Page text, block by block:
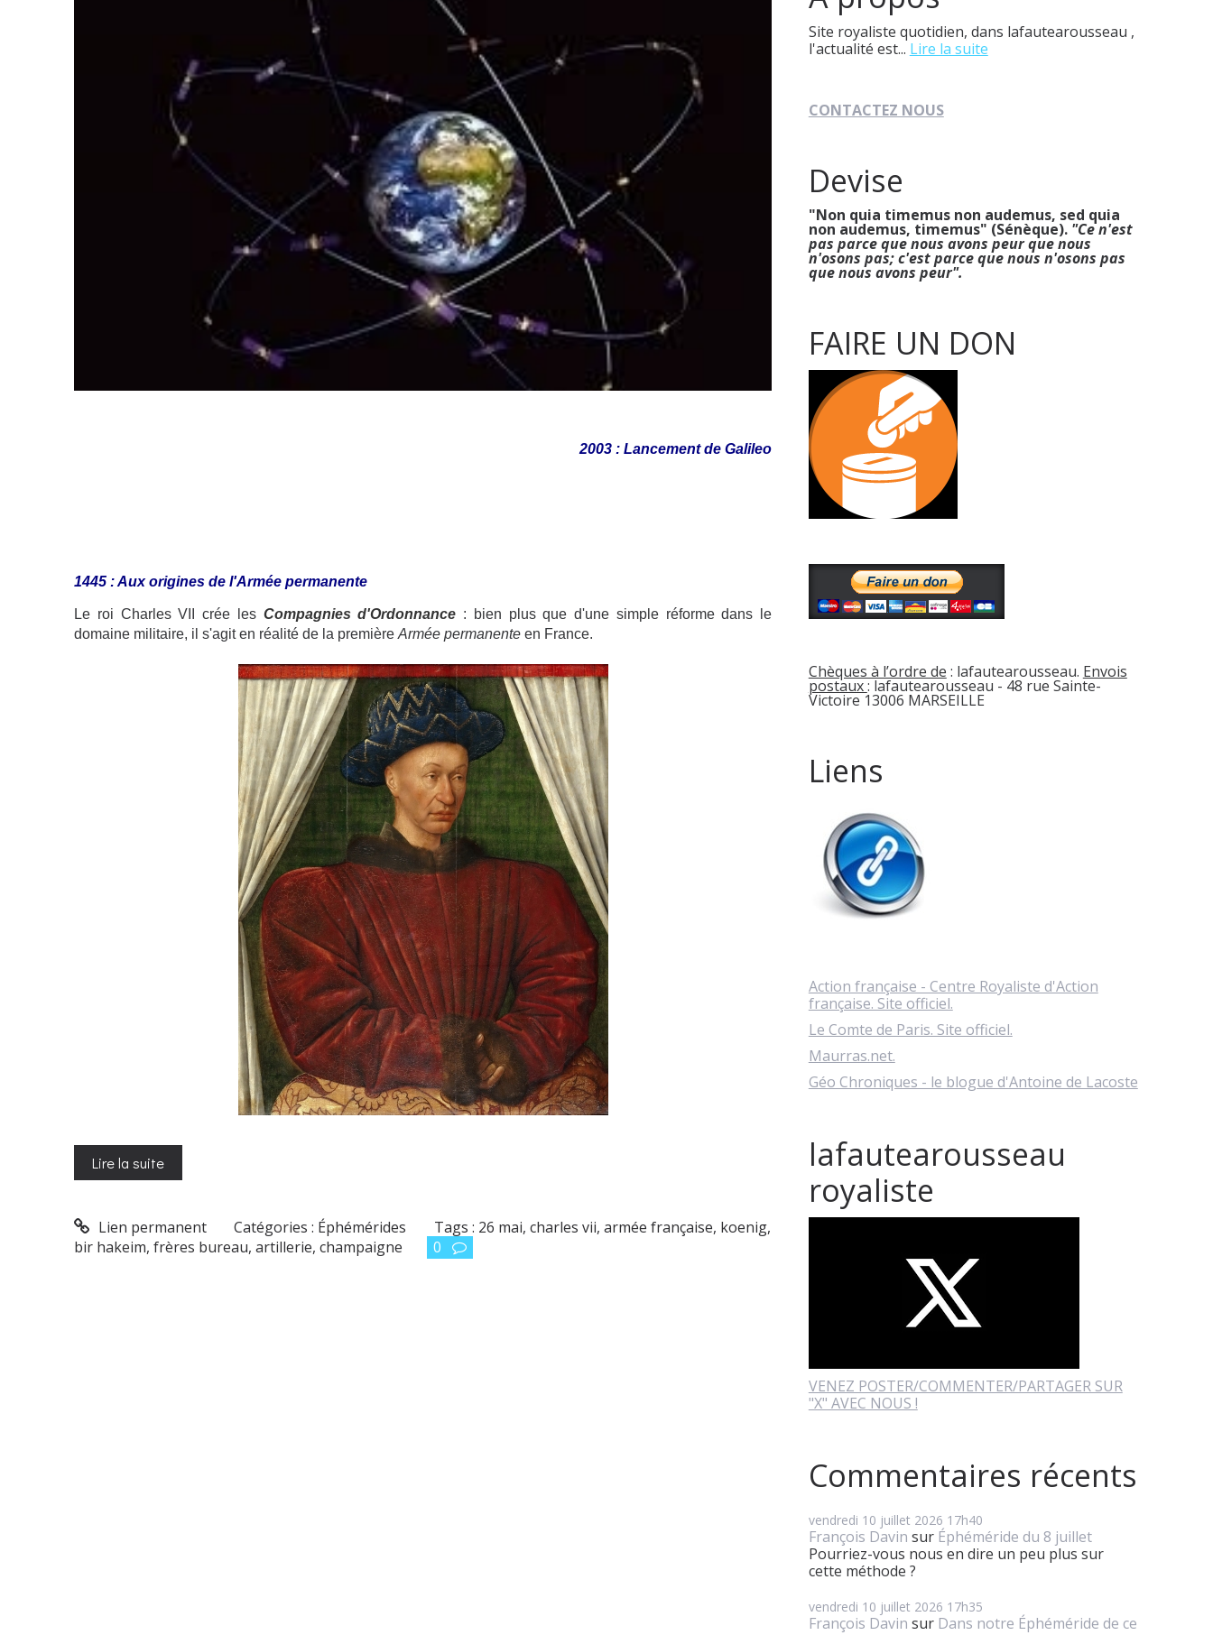
2003 : Lancement de Galileo
1445 : Aux origines de l'Armée permanente
Le roi Charles VII crée les Compagnies d'Ordonnance : bien plus que d'une simple réforme dans le
domaine militaire, il s'agit en réalité de la premièreArmée permanente en France.
Lire la suite
Lien permanent Catégories : Éphémérides Tags : 26 mai,charles vii,armée française, koenig,
bir hakeim, frères bureau, artillerie, champaigne 0
Site royaliste quotidien, dans lafautearousseau ,
l'actualité est... Lire la suite
CONTACTEZ NOUS
Devise
"Non quia timemus non audemus, sed quia
non audemus, timemus" (Sénèque). "Ce n'est
pas parce que nous avons peur que nous
n'osons pas; c'est parce que nous n'osons pas
que nous avons peur".
FAIRE UN DON
Chèques à l’ordre de : lafautearousseau. Envois
postaux: lafautearousseau - 48 rue Sainte-
Victoire 13006 MARSEILLE
Liens
Action française - Centre Royaliste d'Action
française. Site officiel.
Le Comte de Paris. Site officiel.
Maurras.net.
Géo Chroniques - le blogue d'Antoine de Lacoste
lafautearousseau
royaliste
VENEZ POSTER/COMMENTER/PARTAGER SUR
"X" AVEC NOUS !
Commentaires récents
vendredi 10 juillet 2026 17h40
François Davin sur Éphéméride du 8 juillet
Pourriez-vous nous en dire un peu plus sur
cette méthode ?
vendredi 10 juillet 2026 17h35
François Davin sur Dans notre Éphéméride de ce